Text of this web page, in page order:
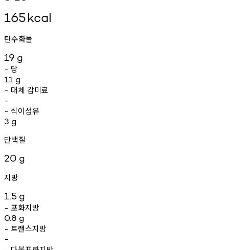
165kcal
탄수화물
19 g
- 당
11 g
- 대체 감미료
-
- 식이섬유
3 g
단백질
20 g
지방
1.5 g
- 포화지방
0.8 g
- 트랜스지방
-